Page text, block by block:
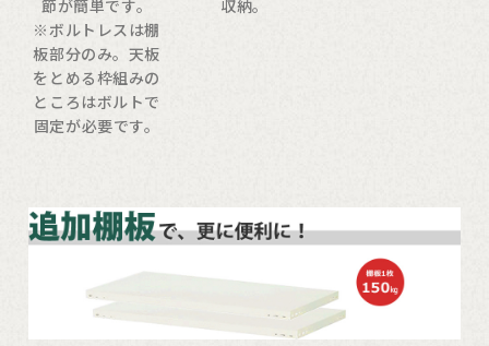
節が簡単です。
※ボルトレスは棚
板部分のみ。天板
をとめる枠組みの
ところはボルトで
固定が必要です。
収納。